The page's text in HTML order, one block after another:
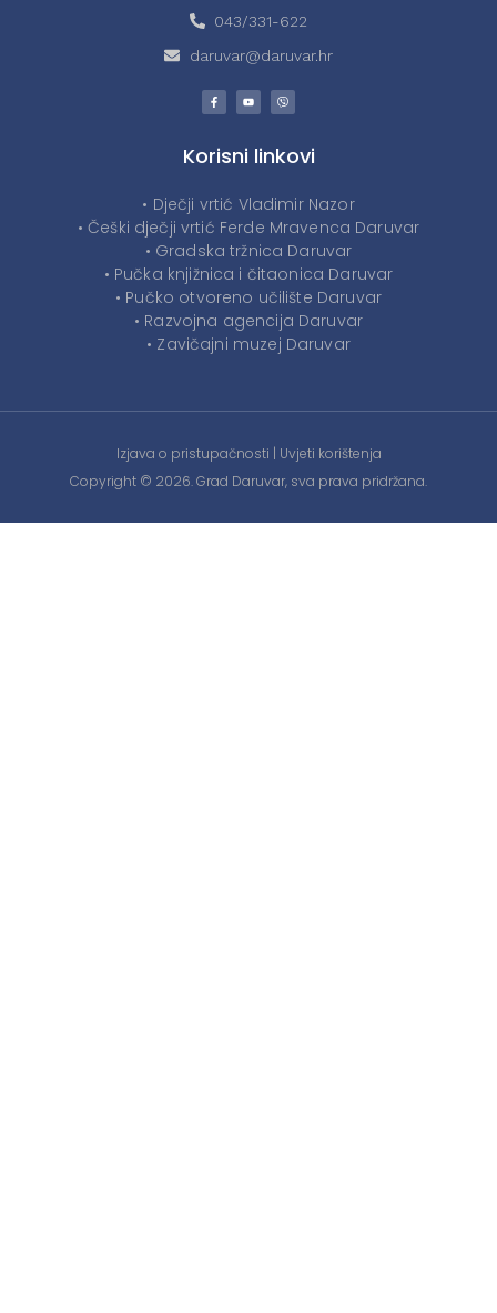
043/331-622
daruvar@daruvar.hr
Korisni linkovi
• Dječji vrtić Vladimir Nazor
• Češki dječji vrtić Ferde Mravenca Daruvar
• Gradska tržnica Daruvar
• Pučka knjižnica i čitaonica Daruvar
• Pučko otvoreno učilište Daruvar
• Razvojna agencija Daruvar
• Zavičajni muzej Daruvar
Izjava o pristupačnosti | Uvjeti korištenja
Copyright © 2026. Grad Daruvar, sva prava pridržana.